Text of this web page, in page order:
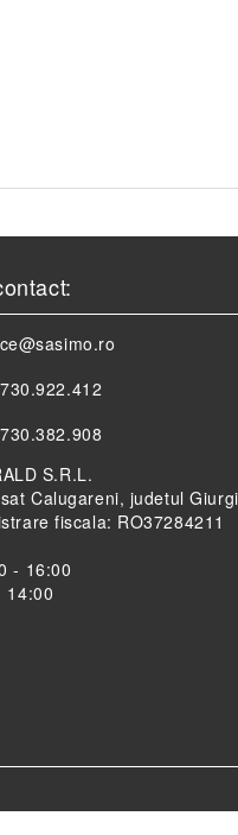
S.R.L.
Calugareni, judetul
fiscala: RO37284211
- 16:00
14:00